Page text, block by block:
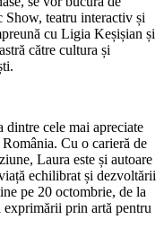
Show, teatru interactiv și
cu Ligia Keșișian și
către cultura și
dintre cele mai apreciate
Cu o carieră de
Laura este și autoare
echilibrat și dezvoltării
pe 20 octombrie, de la
prin artă pentru